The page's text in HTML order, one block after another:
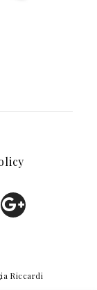
Riccardi